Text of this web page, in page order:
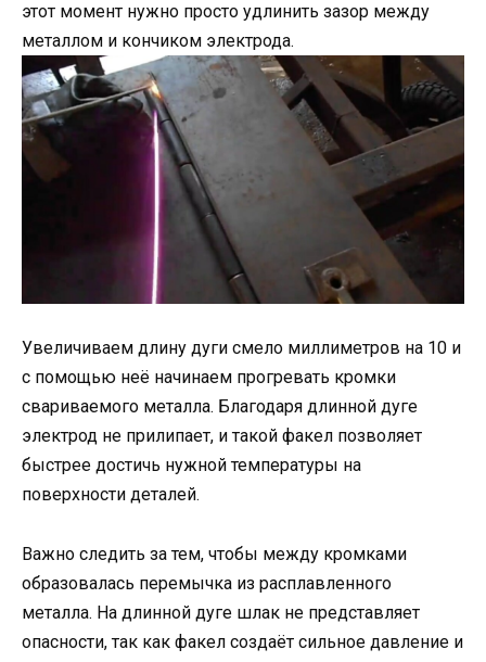
этот момент нужно просто удлинить зазор между
металлом и кончиком электрода.
Увеличиваем длину дуги смело миллиметров на 10 и
с помощью неё начинаем прогревать кромки
свариваемого металла. Благодаря длинной дуге
электрод не прилипает, и такой факел позволяет
быстрее достичь нужной температуры на
поверхности деталей.
Важно следить за тем, чтобы между кромками
образовалась перемычка из расплавленного
металла. На длинной дуге шлак не представляет
опасности, так как факел создаёт сильное давление и